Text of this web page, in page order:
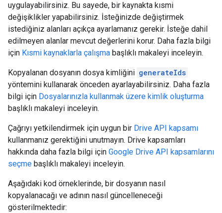
uygulayabilirsiniz. Bu sayede, bir kaynakta kısmi
değişiklikler yapabilirsiniz. İsteğinizde değiştirmek
istediğiniz alanları açıkça ayarlamanız gerekir. İsteğe dahil
edilmeyen alanlar mevcut değerlerini korur. Daha fazla bilgi
için Kısmi kaynaklarla çalışma başlıklı makaleyi inceleyin.
Kopyalanan dosyanın dosya kimliğini generateIds
yöntemini kullanarak önceden ayarlayabilirsiniz. Daha fazla
bilgi için Dosyalarınızla kullanmak üzere kimlik oluşturma
başlıklı makaleyi inceleyin.
Çağrıyı yetkilendirmek için uygun bir Drive API kapsamı
kullanmanız gerektiğini unutmayın. Drive kapsamları
hakkında daha fazla bilgi için Google Drive API kapsamlarını
seçme başlıklı makaleyi inceleyin.
Aşağıdaki kod örneklerinde, bir dosyanın nasıl
kopyalanacağı ve adının nasıl güncelleneceği
gösterilmektedir: